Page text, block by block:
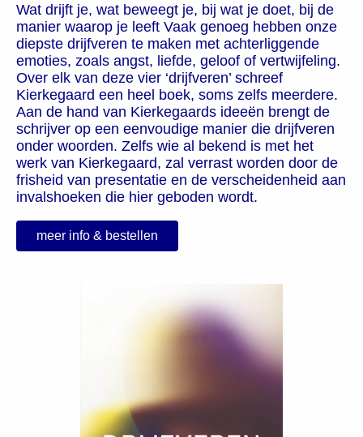
Wat drijft je, wat beweegt je, bij wat je doet, bij de
manier waarop je leeft Vaak genoeg hebben onze
diepste drijfveren te maken met achterliggende
emoties, zoals angst, liefde, geloof of vertwijfeling.
Over elk van deze vier ‘drijfveren’ schreef
Kierkegaard een heel boek, soms zelfs meerdere.
Aan de hand van Kierkegaards ideeën brengt de
schrijver op een eenvoudige manier die drijfveren
onder woorden. Zelfs wie al bekend is met het
werk van Kierkegaard, zal verrast worden door de
frisheid van presentatie en de verscheidenheid aan
invalshoeken die hier geboden wordt.
meer info & bestellen